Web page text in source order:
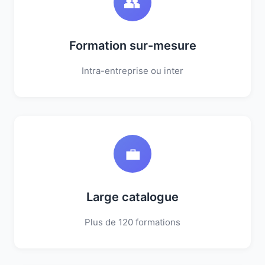
Formation sur-mesure
Intra-entreprise ou inter
💼
Large catalogue
Plus de 120 formations